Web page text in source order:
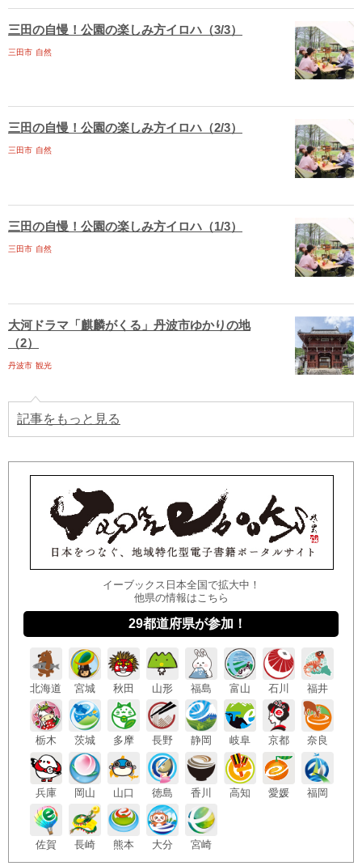
三田の自慢！公園の楽しみ方イロハ（3/3）
三田市 自然
三田の自慢！公園の楽しみ方イロハ（2/3）
三田市 自然
三田の自慢！公園の楽しみ方イロハ（1/3）
三田市 自然
大河ドラマ「麒麟がくる」丹波市ゆかりの地
（2）
丹波市 観光
記事をもっと見る
イーブックス日本全国で拡大中！
他県の情報はこちら
29都道府県が参加！
北海道 宮城 秋田 山形 福島 富山 石川 福井
栃木 茨城 多摩 長野 静岡 岐阜 京都 奈良
兵庫 岡山 山口 徳島 香川 高知 愛媛 福岡
佐賀 長崎 熊本 大分 宮崎